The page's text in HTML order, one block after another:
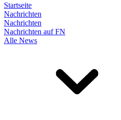
Startseite
Nachrichten
Nachrichten
Nachrichten auf FN
Alle News